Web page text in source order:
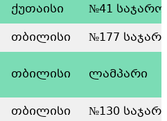
ქუთაისი
№41 საჯარო
თბილისი №177
თბილისი ლამპარი
თბილისი №130